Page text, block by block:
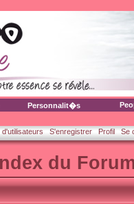
Personnalit�s
S'enregistrer Profil Se
du